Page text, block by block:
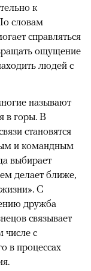
к
словам
справляться
ощущение
людей с
называют
в горы. В
становятся
и командным
выбирает
делает ближе,
С
дружба
связывает
числе с
в процессах